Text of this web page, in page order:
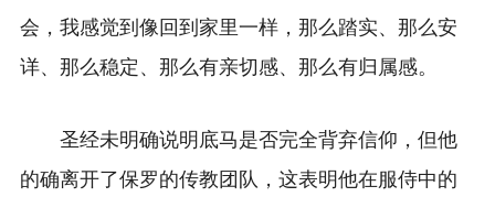
会，我感觉到像回到家里一样，那么踏实、那么安
详、那么稳定、那么有亲切感、那么有归属感。
圣经未明确说明底马是否完全背弃信仰，但他
的确离开了保罗的传教团队，这表明他在服侍中的